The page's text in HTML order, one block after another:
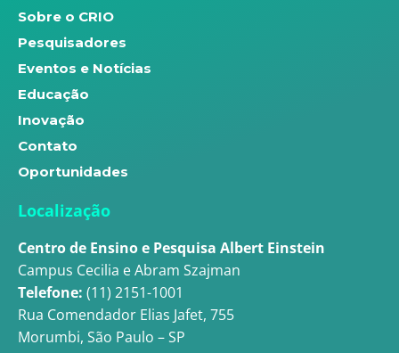
Sobre o CRIO
Pesquisadores
Eventos e Notícias
Educação
Inovação
Contato
Oportunidades
Localização
Centro de Ensino e Pesquisa Albert Einstein
Campus Cecilia e Abram Szajman
Telefone: (11) 2151-1001
Rua Comendador Elias Jafet, 755
Morumbi, São Paulo – SP